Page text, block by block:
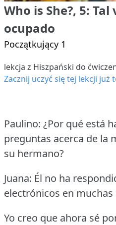
Who is She?, 5: Tal
ocupado
Początkujący 1
lekcja z Hiszpański do
Zacznij uczyć się tej lekcji już
Paulino: ¿Por qué está
preguntas acerca de la
su hermano?
Juana: Él no ha
electrónicos en muchas
Yo creo que ahora sé